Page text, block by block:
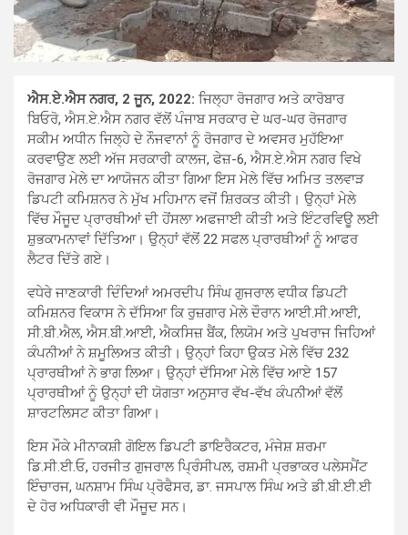
ਐਸ.ਏ.ਐਸ ਨਗਰ, 2 ਜੂਨ, 2022: ਜਿਲ੍ਹਾ ਰੋਜਗਾਰ ਅਤੇ ਕਾਰੋਬਾਰ
ਬਿਓਰੋ, ਐਸ.ਏ.ਐਸ ਨਗਰ ਵੱਲੋਂ ਪੰਜਾਬ ਸਰਕਾਰ ਦੇ ਘਰ-ਘਰ ਰੋਜਗਾਰ
ਸਕੀਮ ਅਧੀਨ ਜਿਲ੍ਹੇ ਦੇ ਨੌਜਵਾਨਾਂ ਨੂੰ ਰੋਜਗਾਰ ਦੇ ਅਵਸਰ ਮੁਹੱਇਆ
ਕਰਵਾਉਣ ਲਈ ਅੱਜ ਸਰਕਾਰੀ ਕਾਲਜ, ਫੇਜ਼-6, ਐਸ.ਏ.ਐਸ ਨਗਰ ਵਿਖੇ
ਰੋਜਗਾਰ ਮੇਲੇ ਦਾ ਆਯੋਜਨ ਕੀਤਾ ਗਿਆ ਇਸ ਮੇਲੇ ਵਿੱਚ ਅਮਿਤ ਤਲਵਾੜ
ਡਿਪਟੀ ਕਮਿਸ਼ਨਰ ਨੇ ਮੁੱਖ ਮਹਿਮਾਨ ਵਜੋਂ ਸ਼ਿਰਕਤ ਕੀਤੀ। ਉਨ੍ਹਾਂ ਮੇਲੇ
ਵਿੱਚ ਮੌਜੂਦ ਪ੍ਰਾਰਥੀਆਂ ਦੀ ਹੋਂਸਲਾ ਅਫਜਾਈ ਕੀਤੀ ਅਤੇ ਇੰਟਰਵਿਊ ਲਈ
ਸ਼ੁਭਕਾਮਨਾਵਾਂ ਦਿੱਤਿਆ। ਉਨ੍ਹਾਂ ਵੱਲੋਂ 22 ਸਫਲ ਪ੍ਰਾਰਥੀਆਂ ਨੂੰ ਆਫਰ
ਲੈਟਰ ਦਿੱਤੇ ਗਏ।
ਵਧੇਰੇ ਜਾਣਕਾਰੀ ਦਿੰਦਿਆਂ ਅਮਰਦੀਪ ਸਿੰਘ ਗੁਜਰਾਲ ਵਧੀਕ ਡਿਪਟੀ
ਕਮਿਸ਼ਨਰ ਵਿਕਾਸ ਨੇ ਦੱਸਿਆ ਕਿ ਰੁਜ਼ਗਾਰ ਮੇਲੇ ਦੌਰਾਨ ਆਈ.ਸੀ.ਆਈ,
ਸੀ.ਬੀ.ਐਲ, ਐਸ.ਬੀ.ਆਈ, ਐਕਸਿਜ਼ ਬੈਂਕ, ਲਿਯੋਮ ਅਤੇ ਪੁਖਰਾਜ ਜਿਹਿਆਂ
ਕੰਪਨੀਆਂ ਨੇ ਸ਼ਮੂਲਿਅਤ ਕੀਤੀ। ਉਨ੍ਹਾਂ ਕਿਹਾ ਉਕਤ ਮੇਲੇ ਵਿੱਚ 232
ਪ੍ਰਾਰਥੀਆਂ ਨੇ ਭਾਗ ਲਿਆ। ਉਨ੍ਹਾਂ ਦੱਸਿਆ ਮੇਲੇ ਵਿੱਚ ਆਏ 157
ਪ੍ਰਾਰਥੀਆਂ ਨੂੰ ਉਨ੍ਹਾਂ ਦੀ ਯੋਗਤਾ ਅਨੁਸਾਰ ਵੱਖ-ਵੱਖ ਕੰਪਨੀਆਂ ਵੱਲੋਂ
ਸ਼ਾਰਟਲਿਸਟ ਕੀਤਾ ਗਿਆ।
ਇਸ ਮੌਕੇ ਮੀਨਾਕਸ਼ੀ ਗੋਇਲ ਡਿਪਟੀ ਡਾਇਰੈਕਟਰ, ਮੰਜੇਸ਼ ਸ਼ਰਮਾ
ਡਿ.ਸੀ.ਈ.ਓ, ਹਰਜੀਤ ਗੁਜਰਾਲ ਪ੍ਰਿੰਸੀਪਲ, ਰਸ਼ਮੀ ਪ੍ਰਭਾਕਰ ਪਲੇਸਮੈਂਟ
ਇੰਚਾਰਜ, ਘਨਸ਼ਾਮ ਸਿੰਘ ਪ੍ਰੋਫੈਸਰ, ਡਾ. ਜਸਪਾਲ ਸਿੰਘ ਅਤੇ ਡੀ.ਬੀ.ਈ.ਈ
ਦੇ ਹੋਰ ਅਧਿਕਾਰੀ ਵੀ ਮੌਜੂਦ ਸਨ।